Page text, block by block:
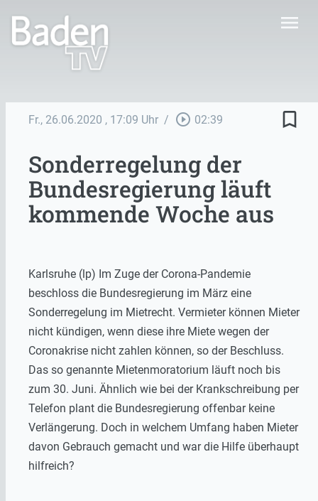
menu
Fr., 26.06.2020 , 17:09 Uhr / play_circle_outline 02:39 bookmark_border
Sonderregelung der
Bundesregierung läuft
kommende Woche aus
Karlsruhe (lp) Im Zuge der Corona-Pandemie
beschloss die Bundesregierung im März eine
Sonderregelung im Mietrecht. Vermieter können Mieter
nicht kündigen, wenn diese ihre Miete wegen der
Coronakrise nicht zahlen können, so der Beschluss.
Das so genannte Mietenmoratorium läuft noch bis
zum 30. Juni. Ähnlich wie bei der Krankschreibung per
Telefon plant die Bundesregierung offenbar keine
Verlängerung. Doch in welchem Umfang haben Mieter
davon Gebrauch gemacht und war die Hilfe überhaupt
hilfreich?